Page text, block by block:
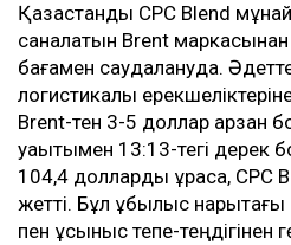
Қазақстандық CPC Blend
саналатын Brent
бағамен саудалануда.
логистикалық
Brent-тен 3-5 доллар арзан
уақытымен 13:13-тегі дерек
104,4 долларды құраса, CPC
жетті. Бұл құбылыс
пен ұсыныс тепе-теңдігінен